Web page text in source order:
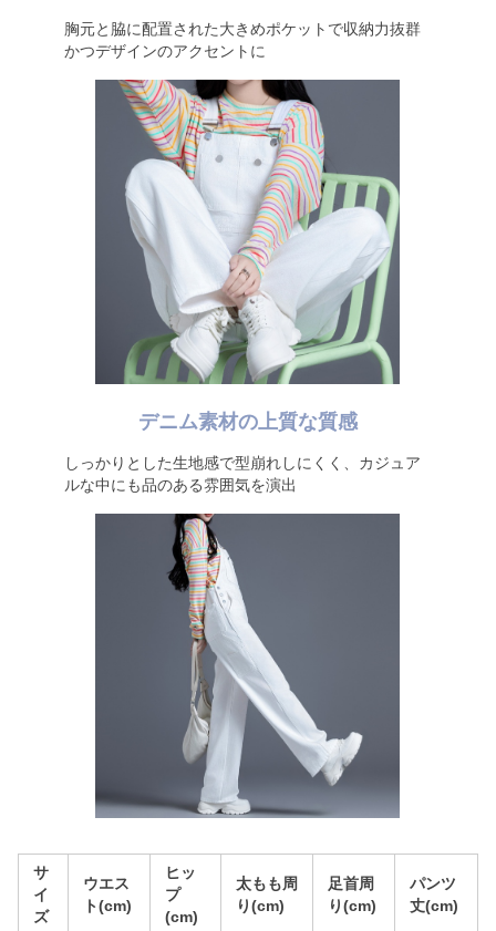
胸元と脇に配置された大きめポケットで収納力抜群
かつデザインのアクセントに
デニム素材の上質な質感
しっかりとした生地感で型崩れしにくく、カジュア
ルな中にも品のある雰囲気を演出
サ
イ
ズ
ウエス
ト(cm)
ヒッ
プ
(cm)
太もも周
り(cm)
足首周
り(cm)
パンツ
丈(cm)